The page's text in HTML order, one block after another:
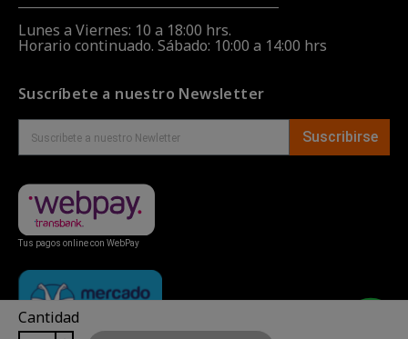
Cantidad
Lunes a Viernes: 10 a 18:00 hrs.
Horario continuado. Sábado: 10:00 a 14:00 hrs
Suscríbete a nuestro Newsletter
Suscribirse
Tus pagos online con WebPay